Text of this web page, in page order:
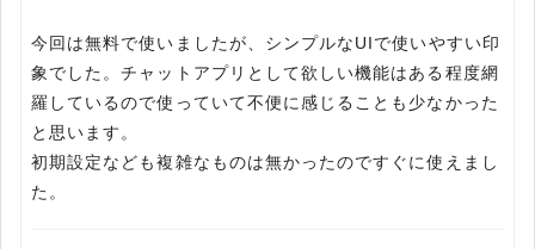
今回は無料で使いましたが、シンプルなUIで使いやすい印
象でした。チャットアプリとして欲しい機能はある程度網
羅しているので使っていて不便に感じることも少なかった
と思います。
初期設定なども複雑なものは無かったのですぐに使えまし
た。